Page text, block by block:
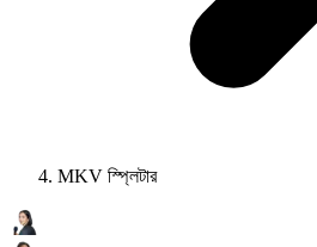
MKV স্প্লিটার